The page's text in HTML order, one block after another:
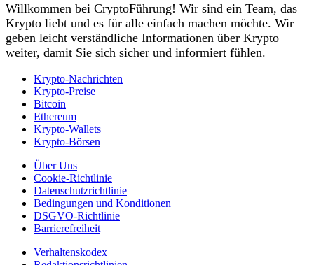
Willkommen bei CryptoFührung! Wir sind ein Team, das
Krypto liebt und es für alle einfach machen möchte. Wir
geben leicht verständliche Informationen über Krypto
weiter, damit Sie sich sicher und informiert fühlen.
Krypto-Nachrichten
Krypto-Preise
Bitcoin
Ethereum
Krypto-Wallets
Krypto-Börsen
Über Uns
Cookie-Richtlinie
Datenschutzrichtlinie
Bedingungen und Konditionen
DSGVO-Richtlinie
Barrierefreiheit
Verhaltenskodex